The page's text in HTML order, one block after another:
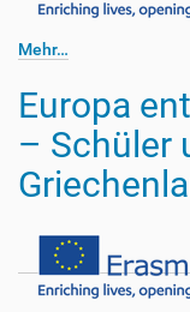
Mehr…
Europa
– Schüler